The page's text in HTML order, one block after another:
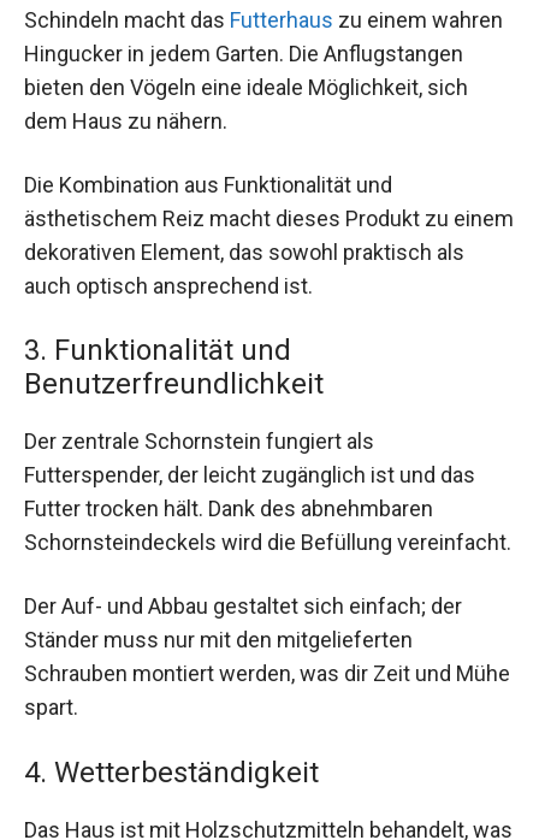
Schindeln macht das Futterhaus zu einem wahren
Hingucker in jedem Garten. Die Anflugstangen
bieten den Vögeln eine ideale Möglichkeit, sich
dem Haus zu nähern.
Die Kombination aus Funktionalität und
ästhetischem Reiz macht dieses Produkt zu einem
dekorativen Element, das sowohl praktisch als
auch optisch ansprechend ist.
3. Funktionalität und
Benutzerfreundlichkeit
Der zentrale Schornstein fungiert als
Futterspender, der leicht zugänglich ist und das
Futter trocken hält. Dank des abnehmbaren
Schornsteindeckels wird die Befüllung vereinfacht.
Der Auf- und Abbau gestaltet sich einfach; der
Ständer muss nur mit den mitgelieferten
Schrauben montiert werden, was dir Zeit und Mühe
spart.
4. Wetterbeständigkeit
Das Haus ist mit Holzschutzmitteln behandelt, was